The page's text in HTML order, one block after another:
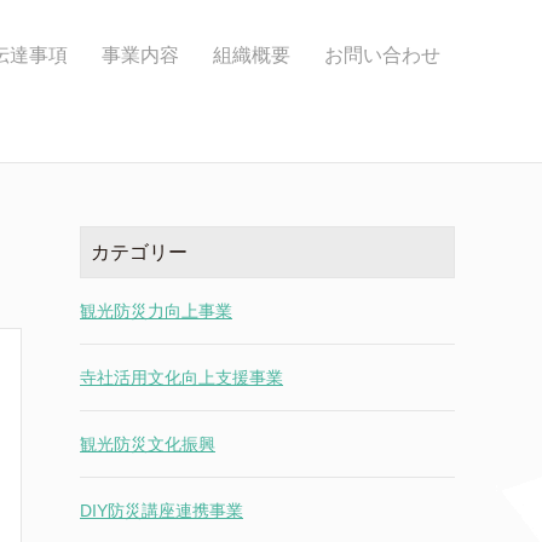
達事項 事業内容 組織概要 お問い合わせ
カテゴリー
観光防災力向上事業
寺社活用文化向上支援事業
観光防災文化振興
DIY防災講座連携事業